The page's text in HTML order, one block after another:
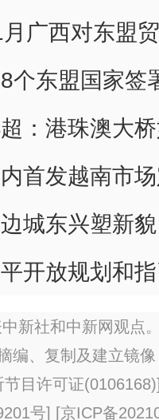
月广西对东盟
8个东盟国家
超：港珠澳大
内首发越南市
城东兴塑新
开放规划和
新社和中新网观点
编、复制及建立镜
节目许可证(0106168)
号] [京ICP备